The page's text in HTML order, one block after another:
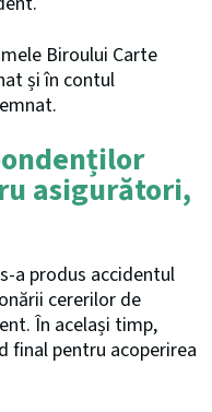
Biroului Carte
și în contul
asigurători,
a produs accidentul
cererilor de
În același timp,
final pentru acoperirea